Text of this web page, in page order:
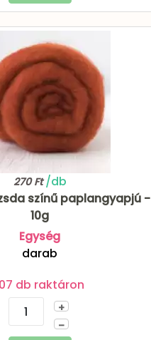
270 Ft/db
színű paplangyapjú -
10g
Egység
darab
db raktáron
+
–